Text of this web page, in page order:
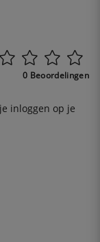
0 Beoordelingen
inloggen op je